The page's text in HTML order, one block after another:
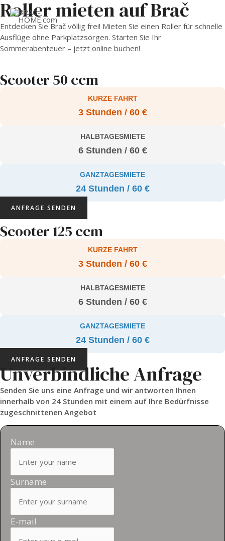
Roller mieten auf Brač
Entdecken Sie Brač völlig frei! Mieten Sie einen Roller für schnelle
Ausflüge ohne Parkplatzsorgen. Starten Sie Ihr
Sommerabenteuer – jetzt online buchen!
Scooter 50 ccm
KURZE FAHRT
3 Stunden / 60 €
HALBTAGESMIETE
6 Stunden / 60 €
GANZTAGESMIETE
24 Stunden / 60 €
ANFRAGE SENDEN
Scooter 125 ccm
KURZE FAHRT
3 Stunden / 60 €
HALBTAGESMIETE
6 Stunden / 60 €
GANZTAGESMIETE
24 Stunden / 60 €
ANFRAGE SENDEN
Unverbindliche Anfrage
Senden Sie uns eine Anfrage und wir antworten Ihnen
innerhalb von 24 Stunden mit einem auf Ihre Bedürfnisse
zugeschnittenen Angebot
Name
Surname
E-mail